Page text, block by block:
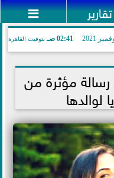
تقارير 
02:41 صـ بتوقيت القاهرة
رسالة مؤثرة من